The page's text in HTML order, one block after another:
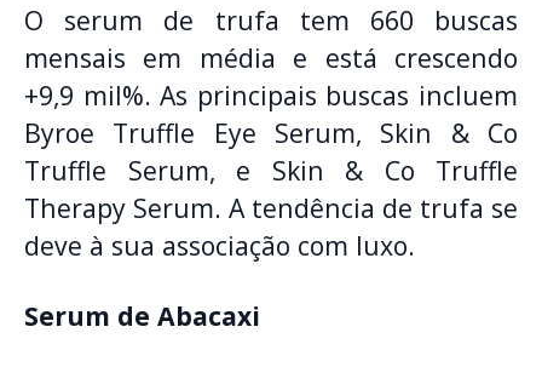
O serum de trufa tem 660 buscas
mensais em média e está crescendo
+9,9 mil%. As principais buscas incluem
Byroe Truffle Eye Serum, Skin & Co
Truffle Serum, e Skin & Co Truffle
Therapy Serum. A tendência de trufa se
deve à sua associação com luxo.
Serum de Abacaxi